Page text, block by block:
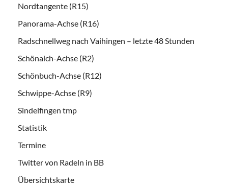
Nordtangente (R15)
Panorama-Achse (R16)
Radschnellweg nach Vaihingen – letzte 48 Stunden
Schönaich-Achse (R2)
Schönbuch-Achse (R12)
Schwippe-Achse (R9)
Sindelfingen tmp
Statistik
Termine
Twitter von Radeln in BB
Übersichtskarte